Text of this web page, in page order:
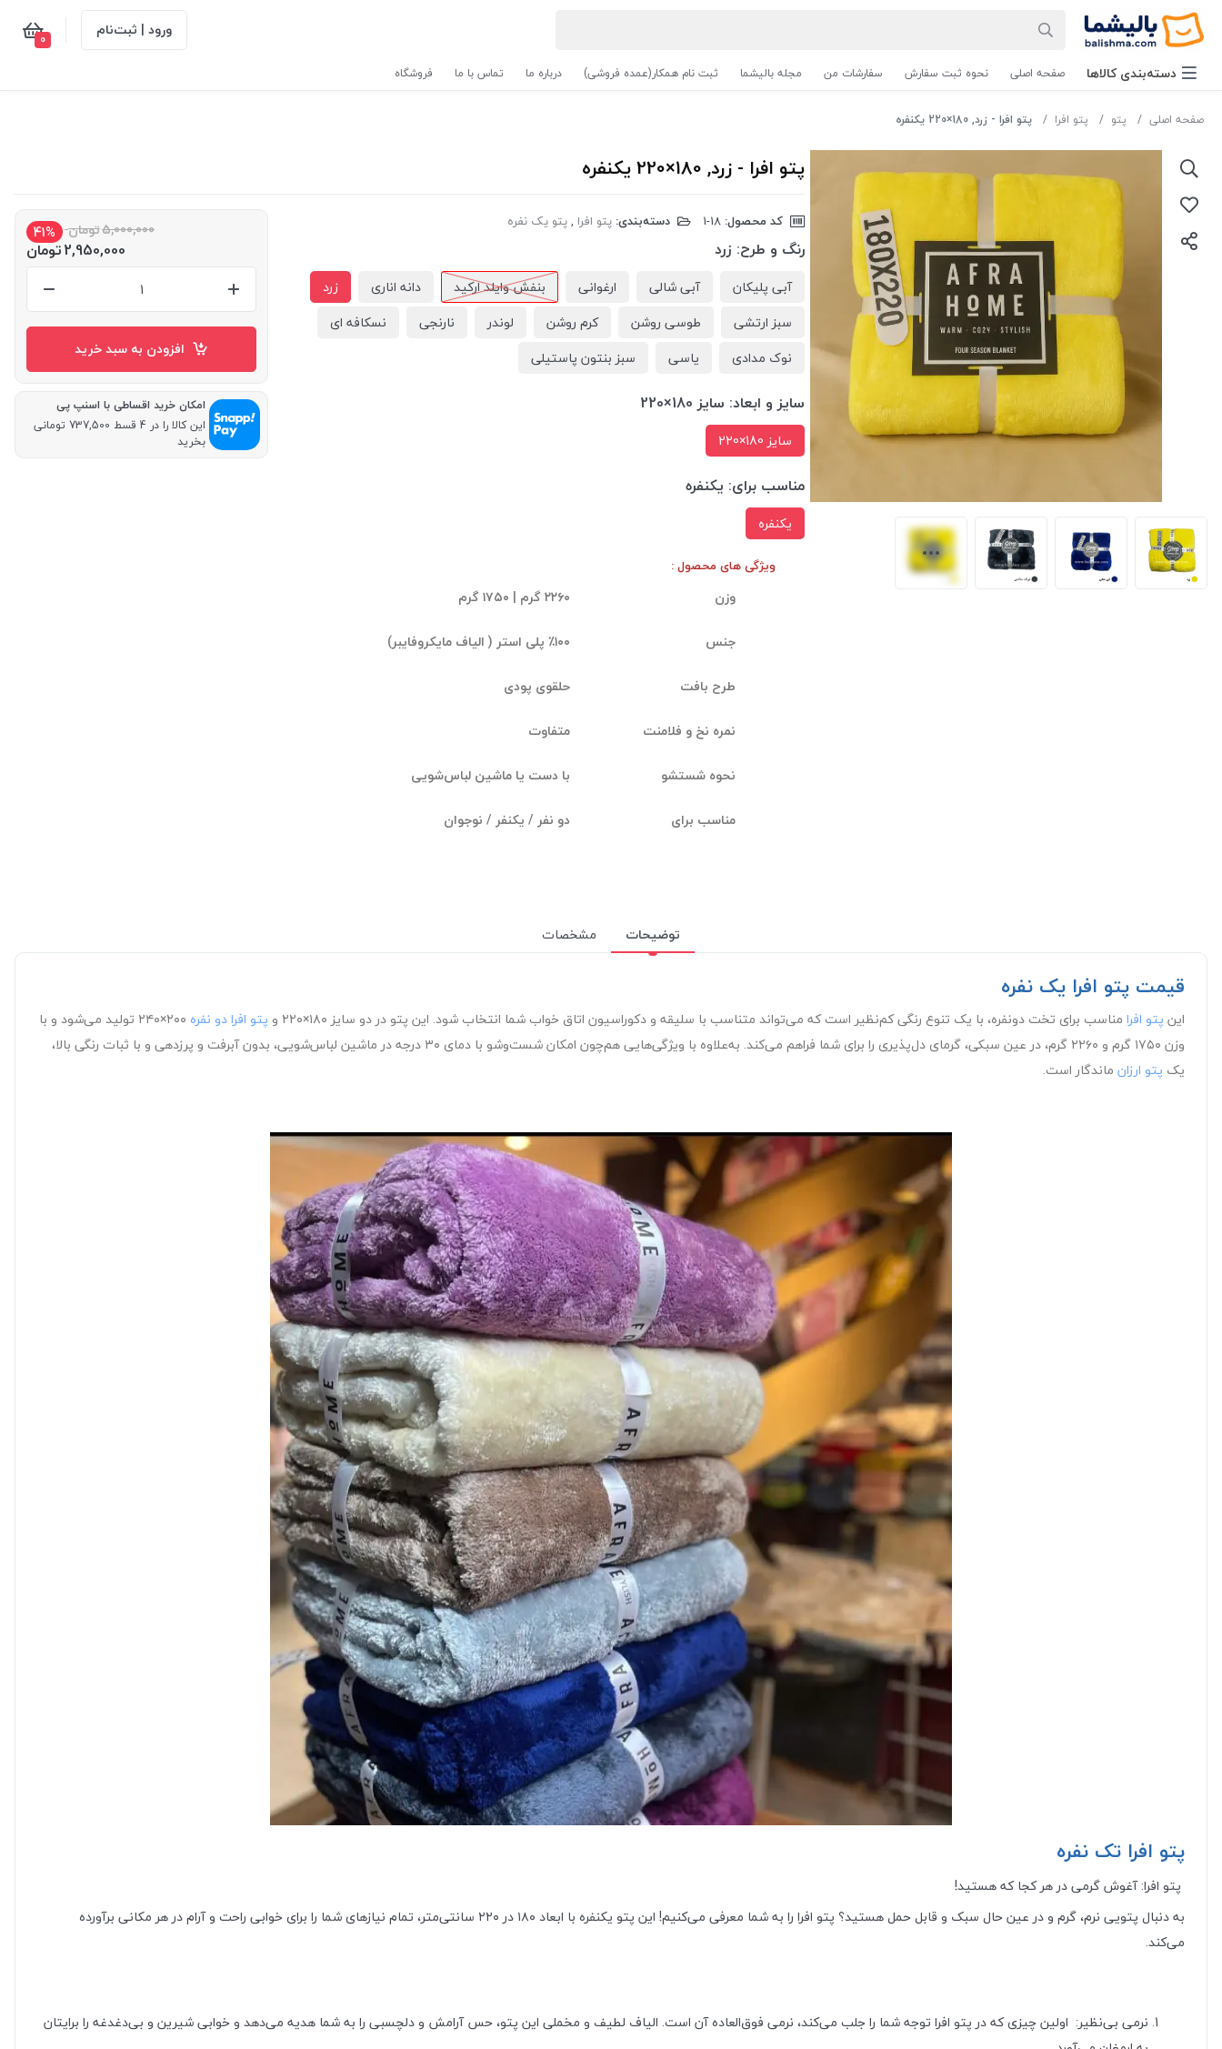
ورود | ثبت‌نام 0
دسته‌بندی‌ کالاها صفحه اصلی نحوه ثبت سفارش سفارشات من مجله بالیشما ثبت نام همکار(عمده فروشی) درباره ما تماس با ما فروشگاه
صفحه اصلی پتو پتو افرا پتو افرا - زرد, 180×220 یکنفره
پتو افرا - زرد, 180×220 یکنفره
کد محصول: دسته‌بندی: پتو افرا ,پتو یک نفره
رنگ و طرح: زرد
آبی پلیکان آبی شالی ارغوانی بنفش وایلد ارکید دانه اناری
زرد
سبز ارتشی
طوسی روشن کرم روشن لوندر نارنجی
نسکافه ای
نوک مدادی
یاسی سبز بنتون پاستیلی
سایز و ابعاد: سایز 180×220
سایز 180×220
مناسب برای: یکنفره
یکنفره
ویژگی های محصول :
وزن
۲۲۶۰ گرم | ۱۷۵۰ گرم
جنس
٪۱۰۰ پلی استر ( الیاف مایکروفایبر)
طرح بافت
حلقوی پودی
نمره نخ و فلامنت
متفاوت
نحوه شستشو
با دست یا ماشین لباس‌شویی
مناسب برای
دو نفر / یکنفر / نوجوان
5,000,000تومان 41%
2,950,000تومان
افزودن به سبد خرید
امکان خرید اقساطی با اسنپ پی
این کالا را در 4 قسط 737,500 تومانی
بخرید
توضیحات مشخصات
قیمت پتو افرا یک نفره
این پتو افرا مناسب برای تخت دونفره، با یک تنوع رنگی کم‌نظیر است که می‌تواند متناسب با سلیقه و دکوراسیون اتاق خواب شما انتخاب شود. این پتو در دو سایز ۱۸۰×۲۲۰ و پتو افرا دو نفره
۲۰۰×۲۴۰ تولید می‌شود و با
وزن ۱۷۵۰ گرم و ۲۲۶۰ گرم، در عین سبکی، گرمای دل‌پذیری را برای شما فراهم می‌کند. به‌علاوه با ویژگی‌هایی هم‌چون امکان شست‌وشو با دمای ۳۰ درجه در ماشین لباس‌شویی، بدون آبرفت و پرزدهی و با ثبات رنگی بالا،
یک پتو ارزان ماندگار است.
پتو افرا تک نفره
پتو افرا: آغوش گرمی در هر کجا که هستید!
به دنبال پتویی نرم، گرم و در عین حال سبک و قابل حمل هستید؟ پتو افرا را به شما معرفی می‌کنیم! این پتو یکنفره با ابعاد ۱۸۰ در ۲۲۰ سانتی‌متر، تمام نیازهای شما را برای خوابی راحت و آرام در هر مکانی برآورده
می‌کند.
نرمی بی‌نظیر: اولین چیزی که در پتو افرا توجه شما را جلب می‌کند، نرمی فوق‌العاده آن است. الیاف لطیف و مخملی این پتو، حس آرامش و دلچسبی را به شما هدیه می‌دهد و خوابی شیرین و بی‌دغدغه را برایتان